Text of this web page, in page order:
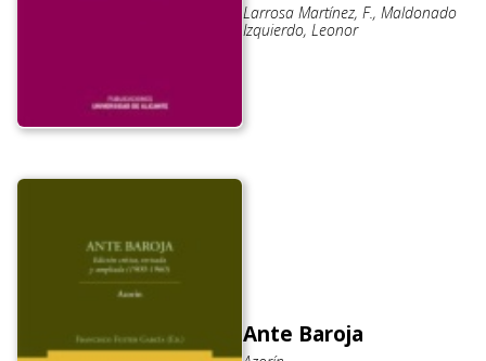
Larrosa Martínez, F., Maldonado
Izquierdo, Leonor
Ante Baroja